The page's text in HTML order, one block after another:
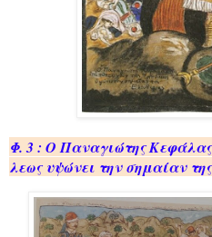
Φ. 3 : Ο Πα­να­γιώ­της
λε­ως υψώ­νει την ση­μαί­αν